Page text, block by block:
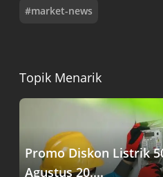
#market-news
Topik Menarik
Promo Diskon Listrik
Agustus 20....